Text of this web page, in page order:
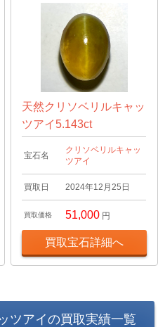
天然クリソベリルキャッ
ツアイ5.143ct
宝石名
クリソベリルキャッ
ツアイ
買取日 2024年12月25日
買取価格 51,000 円
買取宝石詳細へ
ツアイの買取実績一覧